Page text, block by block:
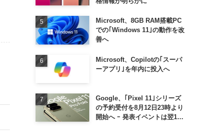
Microsoft、8GB RAM搭載PC
での｢Windows 11｣の動作を改
善へ
Microsoft、Copilotの｢スーパ
ーアプリ｣を年内に投入へ
Google、｢Pixel 11｣シリーズ
の予約受付を8月12日23時より
開始へ ｰ 発表イベントは翌13